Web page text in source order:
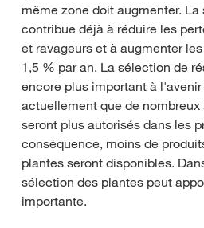
même zone doit augmenter.
contribue déjà à réduire les
et ravageurs et à augmenter
1,5 % par an. La sélection de
encore plus important à
actuellement que de
seront plus autorisés dans les
conséquence, moins de
plantes seront disponibles.
sélection des plantes peut
importante.